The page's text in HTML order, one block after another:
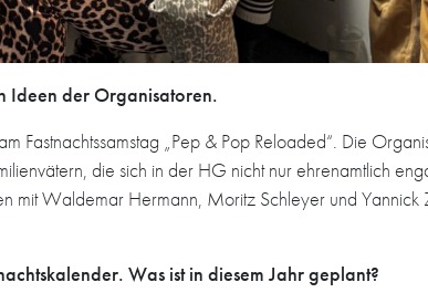
Ideen der Organisatoren.
„Pep & Pop Reloaded“. Die
die sich in der HG nicht nur ehrenamtlich
mit Waldemar Hermann, Moritz Schleyer und Yannick
Was ist in diesem Jahr geplant?